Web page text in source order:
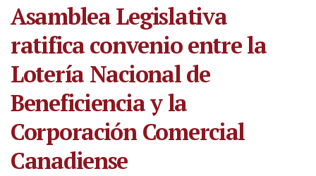
Asamblea Legislativa
ratifica convenio entre la
Lotería Nacional de
Beneficiencia y la
Corporación Comercial
Canadiense